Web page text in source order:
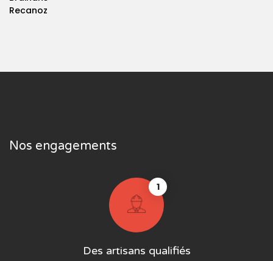
Recanoz
Nos engagements
1
Des artisans qualifiés